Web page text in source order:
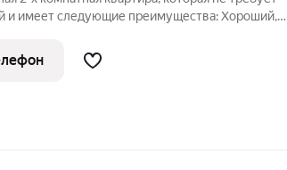
следующие преимущества: Хороший,
сантехники, натяжные потолки, санузел